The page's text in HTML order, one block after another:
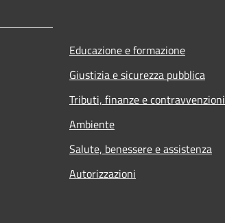
Educazione e formazione
Giustizia e sicurezza pubblica
Tributi, finanze e contravvenzioni
Ambiente
Salute, benessere e assistenza
Autorizzazioni